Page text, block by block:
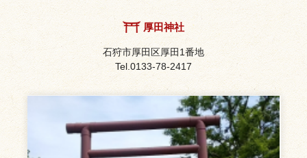
厚田神社
石狩市厚田区厚田1番地
0133-78-2417